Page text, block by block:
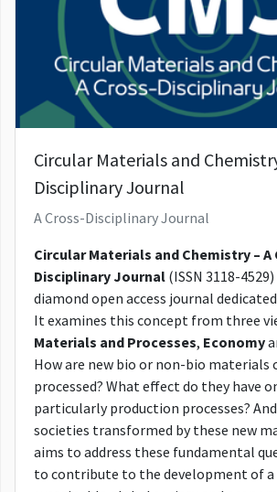
Circular Materials and
Disciplinary Journal
A Cross-Disciplinary Journal
Circular Materials and Chemistry – A
Disciplinary Journal (ISSN 3118-4529)
diamond open access journal
It examines this concept from three
Materials and Processes, Economy
How are new bio or non-bio materials
processed? What effect do they have
particularly production processes?
societies transformed by these new
aims to address these fundamental
to contribute to the development of a